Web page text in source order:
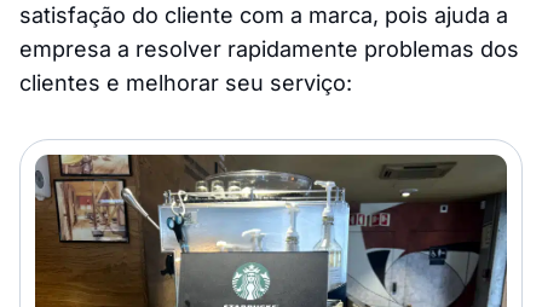
satisfação do cliente com a marca, pois ajuda a
empresa a resolver rapidamente problemas dos
clientes e melhorar seu serviço: